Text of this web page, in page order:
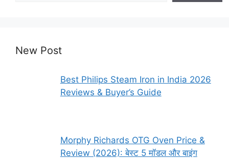
New Post
Best Philips Steam Iron in India 2026
Reviews & Buyer’s Guide
Morphy Richards OTG Oven Price &
Review (2026): बेस्ट 5 मॉडल और बाइंग